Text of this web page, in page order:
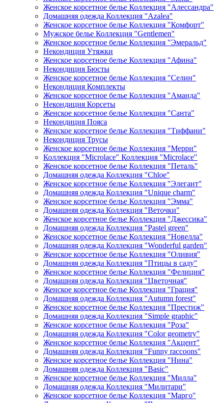
Женское корсетное белье Коллекция "Алессандра"
Домашняя одежда Коллекция "Azalea"
Женское корсетное белье Коллекция "Комфорт"
Мужское белье Коллекция "Gentlemen"
Женское корсетное белье Коллекция "Эмеральд"
Некондиция Утяжки
Женское корсетное белье Коллекция "Афина"
Некондиция Бюсты
Женское корсетное белье Коллекция "Селин"
Некондиция Комплекты
Женское корсетное белье Коллекция "Аманда"
Некондиция Корсеты
Женское корсетное белье Коллекция "Санта"
Некондиция Пояса
Женское корсетное белье Коллекция "Тиффани"
Некондиция Трусы
Женское корсетное белье Коллекция "Мерри"
Коллекция "Microlace" Коллекция "Microlace"
Женское корсетное белье Коллекция "Петаль"
Домашняя одежда Коллекция "Chloe"
Женское корсетное белье Коллекция "Элегант"
Домашняя одежда Коллекция "Unique charm"
Женское корсетное белье Коллекция "Эмма"
Домашняя одежда Коллекция "Веточки"
Женское корсетное белье Коллекция "Джессика"
Домашняя одежда Коллекция "Pastel green"
Женское корсетное белье Коллекция "Новелла"
Домашняя одежда Коллекция "Wonderful garden"
Женское корсетное белье Коллекция "Оливия"
Домашняя одежда Коллекция "Птицы в саду"
Женское корсетное белье Коллекция "Фелиция"
Домашняя одежда Коллекция "Цветочная"
Женское корсетное белье Коллекция "Грация"
Домашняя одежда Коллекция "Autumn forest"
Женское корсетное белье Коллекция "Престиж"
Домашняя одежда Коллекция "Simple graphic"
Женское корсетное белье Коллекция "Роза"
Домашняя одежда Коллекция "Color geometry"
Женское корсетное белье Коллекция "Акцент"
Домашняя одежда Коллекция "Funny raccoons"
Женское корсетное белье Коллекция "Нина"
Домашняя одежда Коллекция "Basic"
Женское корсетное белье Коллекция "Милла"
Домашняя одежда Коллекция "Милитари"
Женское корсетное белье Коллекция "Марго"